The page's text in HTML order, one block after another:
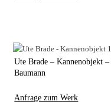
Ute Brade – Kannenobjekt
Baumann
Anfrage zum Werk